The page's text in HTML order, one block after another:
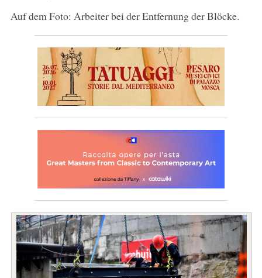
Auf dem Foto: Arbeiter bei der Entfernung der Blöcke.